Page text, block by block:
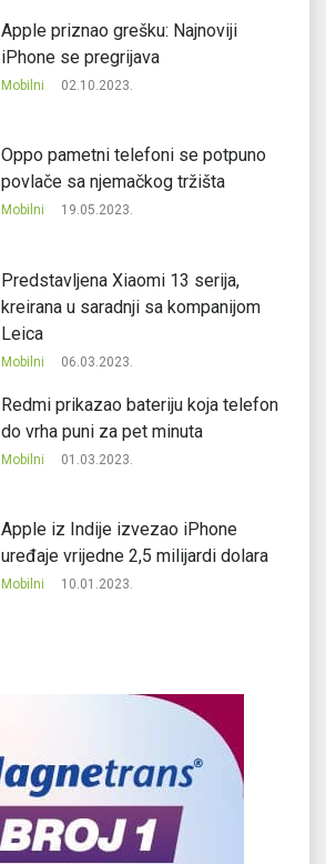
Apple priznao grešku: Najnoviji
iPhone se pregrijava
Mobilni 02.10.2023.
Oppo pametni telefoni se potpuno
povlače sa njemačkog tržišta
Mobilni 19.05.2023.
Predstavljena Xiaomi 13 serija,
kreirana u saradnji sa kompanijom
Leica
Mobilni 06.03.2023.
Redmi prikazao bateriju koja telefon
do vrha puni za pet minuta
Mobilni 01.03.2023.
Apple iz Indije izvezao iPhone
uređaje vrijedne 2,5 milijardi dolara
Mobilni 10.01.2023.